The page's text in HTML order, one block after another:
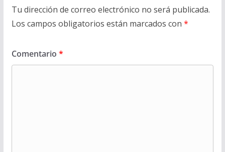
Tu dirección de correo electrónico no será publicada.
Los campos obligatorios están marcados con *
Comentario *